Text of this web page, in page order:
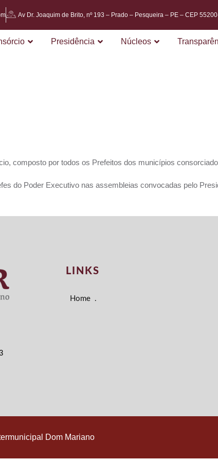
Av Dr. Joaquim de Brito, nº 193 – Prado – Pesqueira – PE – CEP
Presidência Núcleos
composto por todos os Prefeitos dos municípios
do Poder Executivo nas assembleias convocadas pelo
LINKS
Home .
Dom Mariano